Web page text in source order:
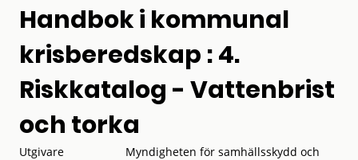
Handbok i kommunal
krisberedskap : 4.
Riskkatalog - Vattenbrist
och torka
Utgivare
Myndigheten för samhällsskydd och